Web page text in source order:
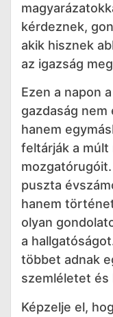
kérdeznek,
akik hisznek
az igazság
Ezen a napon
gazdaság
hanem
feltárják a
puszta
hanem
olyan
a
többet adnak
szemléletet és
Képzelje el,